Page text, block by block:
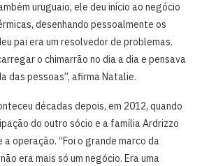
uruguaio, ele deu início ao negócio
desenhando pessoalmente os
pai era um resolvedor de problemas.
o chimarrão no dia a dia e pensava
das pessoas”, afirma Natalie.
décadas depois, em 2012, quando
do outro sócio e a família Ardrizzo
operação. “Foi o grande marco da
era mais só um negócio. Era uma